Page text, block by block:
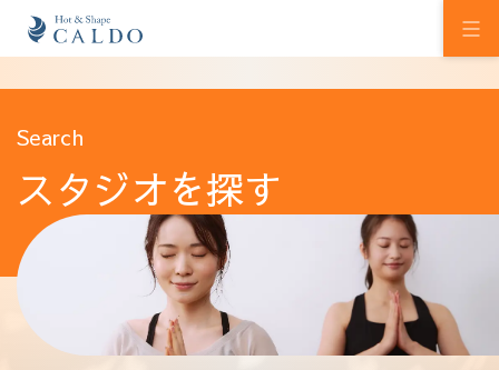
初めての方へ
ホットヨガの効果
カルドの想い
スタジオを探す
プログラム
Search
スタジオを探す